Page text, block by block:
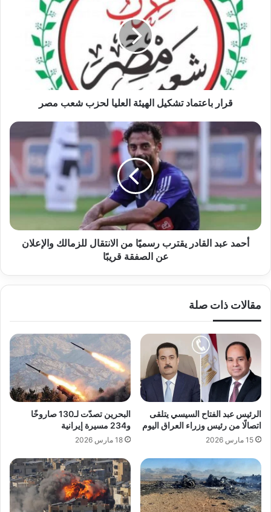
تشكيل
الهيئة
العليا
لحزب
شعب
مصر
قرار باعتماد تشكيل الهيئة العليا لحزب شعب مصر
أحمد
عبد
القادر
يقترب
رسميًا
الانتقال
والإعلان
أحمد عبد القادر يقترب رسميًا من الانتقال للزمالك والإعلان
عن الصفقة قريبًا
مقالات ذات صلة
الرئيس عبد الفتاح السيسي يتلقى
اتصالًا من رئيس وزراء العراق اليوم
15 مارس 2026
البحرين تصدّت لـ130 صاروخًا
و234 مسيرة إيرانية
18 مارس 2026